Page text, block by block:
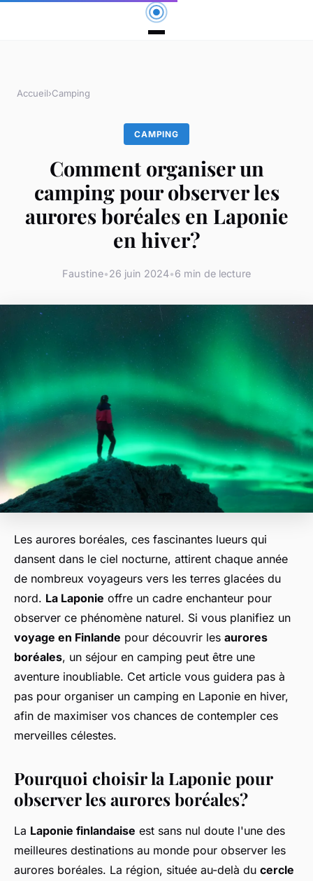
Accueil›Camping
CAMPING
Comment organiser un
camping pour observer les
aurores boréales en Laponie
en hiver?
Faustine•26 juin 2024•6 min de lecture
Les aurores boréales, ces fascinantes lueurs qui
dansent dans le ciel nocturne, attirent chaque année
de nombreux voyageurs vers les terres glacées du
nord. La Laponie offre un cadre enchanteur pour
observer ce phénomène naturel. Si vous planifiez un
voyage en Finlande pour découvrir les aurores
boréales, un séjour en camping peut être une
aventure inoubliable. Cet article vous guidera pas à
pas pour organiser un camping en Laponie en hiver,
afin de maximiser vos chances de contempler ces
merveilles célestes.
Pourquoi choisir la Laponie pour
observer les aurores boréales?
La Laponie finlandaise est sans nul doute l'une des
meilleures destinations au monde pour observer les
aurores boréales. La région, située au-delà du cercle